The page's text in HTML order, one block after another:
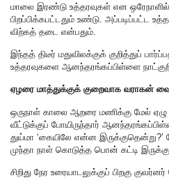
மாலை இரண்டு உத்தரவுகள் என ஒரேநாளில்
பிறப்பிக்கபட்டதும் உண்டு. அப்படிப்பட்ட
விற்கத் தடை என்பதும்.
இந்தத் திடீர் மதுவிலக்குக் குறித்துப்
உத்தரவுகளை ஆனந்தரங்கப்பிள்ளை
ஏழரை மாத்துக்குக் குறைவாக வராகன்
ஒருநாள் காலை ஆறரை மணிக்கு மேல்
வீட்டுக்குப் போயிருந்தார்
துய்மா ‘கையிலே என்ன இருக்குதென்று?’
முந்தா நாள் கொடுத்த பொன் கட்டி
சிறிது நேர உரையாடலுக்குப் பிறகு